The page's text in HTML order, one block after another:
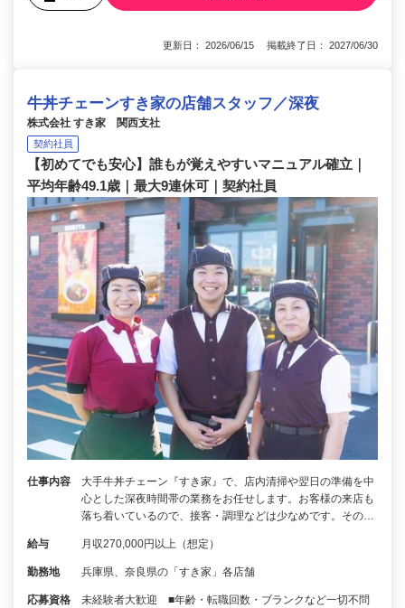
更新日： 2026/06/15 掲載終了日： 2027/06/30
牛丼チェーンすき家の店舗スタッフ／深夜
株式会社 すき家 関西支社
契約社員
【初めてでも安心】誰もが覚えやすいマニュアル確立｜
平均年齢49.1歳｜最大9連休可｜契約社員
仕事内容
大手牛丼チェーン『すき家』で、店内清掃や翌日の準備を中
心とした深夜時間帯の業務をお任せします。お客様の来店も
落ち着いているので、接客・調理などは少なめです。その…
給与 月収270,000円以上（想定）
勤務地 兵庫県、奈良県の「すき家」各店舗
応募資格
未経験者大歓迎 ■年齢・転職回数・ブランクなど一切不問